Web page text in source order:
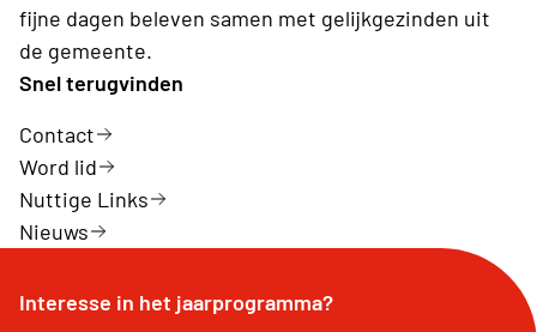
fijne dagen beleven samen met gelijkgezinden uit
de gemeente.
Snel terugvinden
Contact
Word lid
Nuttige Links
Nieuws
Interesse in het jaarprogramma?